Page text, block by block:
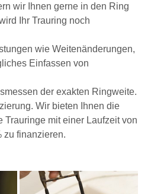
wir Ihnen gerne in den Ring
Ihr Trauring noch
wie Weitenänderungen,
Einfassen von
der exakten Ringweite.
Wir bieten Ihnen die
Trauringe mit einer Laufzeit von
zu finanzieren.